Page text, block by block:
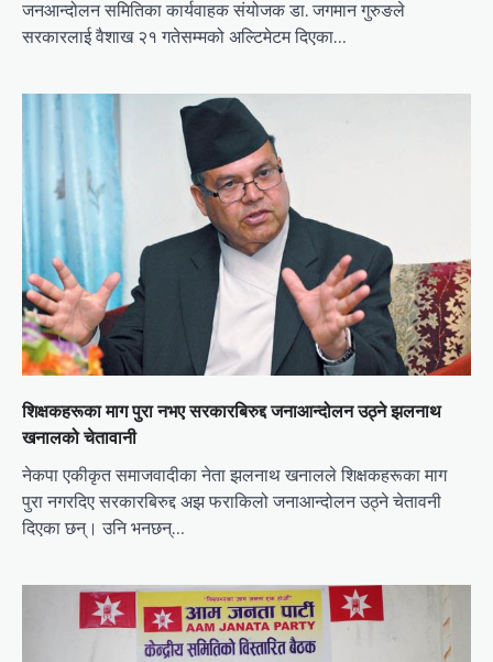
जनआन्दोलन समितिका कार्यवाहक संयोजक डा. जगमान गुरुङले
सरकारलाई वैशाख २१ गतेसम्मको अल्टिमेटम दिएका…
शिक्षकहरूका माग पुरा नभए सरकारबिरुद्द जनाआन्दोलन उठ्ने झलनाथ
खनालको चेतावानी
नेकपा एकीकृत समाजवादीका नेता झलनाथ खनालले शिक्षकहरूका माग
पुरा नगरदिए सरकारबिरुद्द अझ फराकिलो जनाआन्दोलन उठ्ने चेतावनी
दिएका छन्। उनि भनछन्…